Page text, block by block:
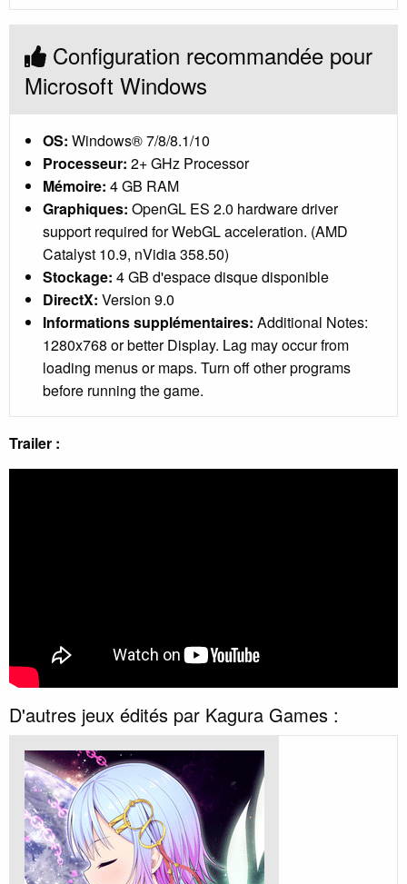
Configuration recommandée pour
Microsoft Windows
OS: Windows® 7/8/8.1/10
Processeur: 2+ GHz Processor
Mémoire: 4 GB RAM
Graphiques: OpenGL ES 2.0 hardware driver
support required for WebGL acceleration. (AMD
Catalyst 10.9, nVidia 358.50)
Stockage: 4 GB d'espace disque disponible
DirectX: Version 9.0
Informations supplémentaires: Additional Notes:
1280x768 or better Display. Lag may occur from
loading menus or maps. Turn off other programs
before running the game.
Trailer :
D'autres jeux édités par Kagura Games :